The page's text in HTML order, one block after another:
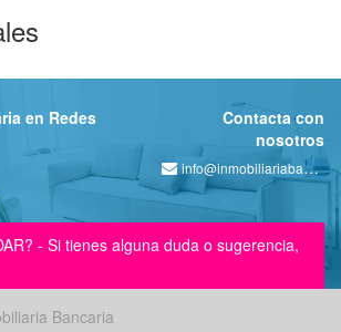
en Redes
Contacta con
nosotros
info@inmobiliariabancaria.com
- Si tienes alguna duda o sugerencia,
Bancaria